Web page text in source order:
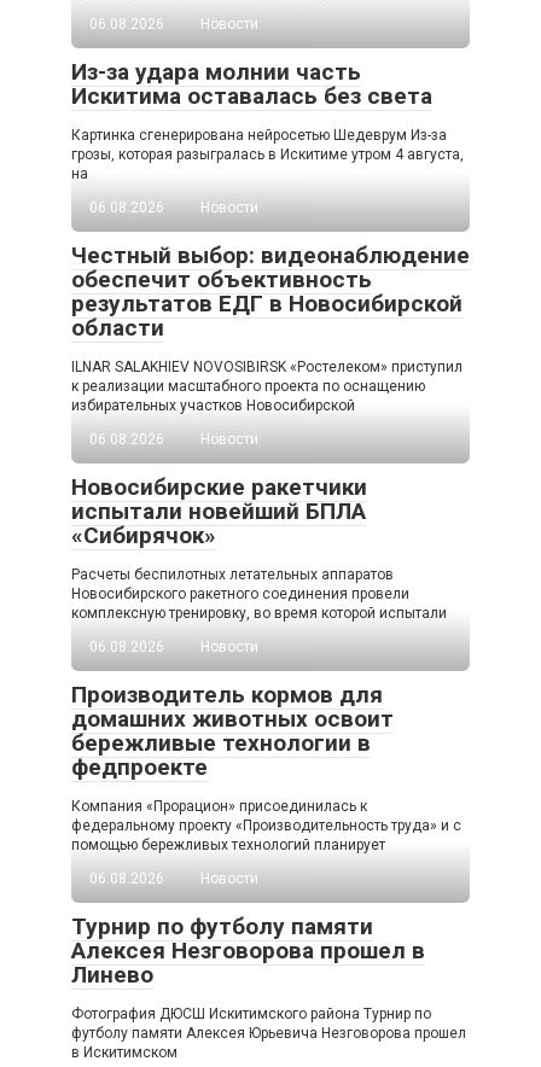
06.08.2026
Новости
Из-за удара молнии часть
Искитима оставалась без света
Картинка сгенерирована нейросетью Шедеврум Из-за
грозы, которая разыгралась в Искитиме утром 4 августа,
на
06.08.2026
Новости
Честный выбор: видеонаблюдение
обеспечит объективность
результатов ЕДГ в Новосибирской
области
ILNAR SALAKHIEV NOVOSIBIRSK «Ростелеком» приступил
к реализации масштабного проекта по оснащению
избирательных участков Новосибирской
06.08.2026
Новости
Новосибирские ракетчики
испытали новейший БПЛА
«Сибирячок»
Расчеты беспилотных летательных аппаратов
Новосибирского ракетного соединения провели
комплексную тренировку, во время которой испытали
06.08.2026
Новости
Производитель кормов для
домашних животных освоит
бережливые технологии в
федпроекте
Компания «Прорацион» присоединилась к
федеральному проекту «Производительность труда» и с
помощью бережливых технологий планирует
06.08.2026
Новости
Турнир по футболу памяти
Алексея Незговорова прошел в
Линево
Фотография ДЮСШ Искитимского района Турнир по
футболу памяти Алексея Юрьевича Незговорова прошел
в Искитимском